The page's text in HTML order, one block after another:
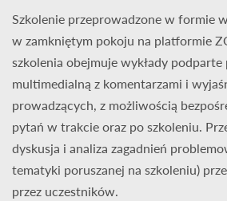
Szkolenie przeprowadzone w formie
w zamkniętym pokoju na platformie
szkolenia obejmuje wykłady podparte
multimedialną z komentarzami i
prowadzących, z możliwością
pytań w trakcie oraz po szkoleniu.
dyskusja i analiza zagadnień
tematyki poruszanej na szkoleniu)
przez uczestników.